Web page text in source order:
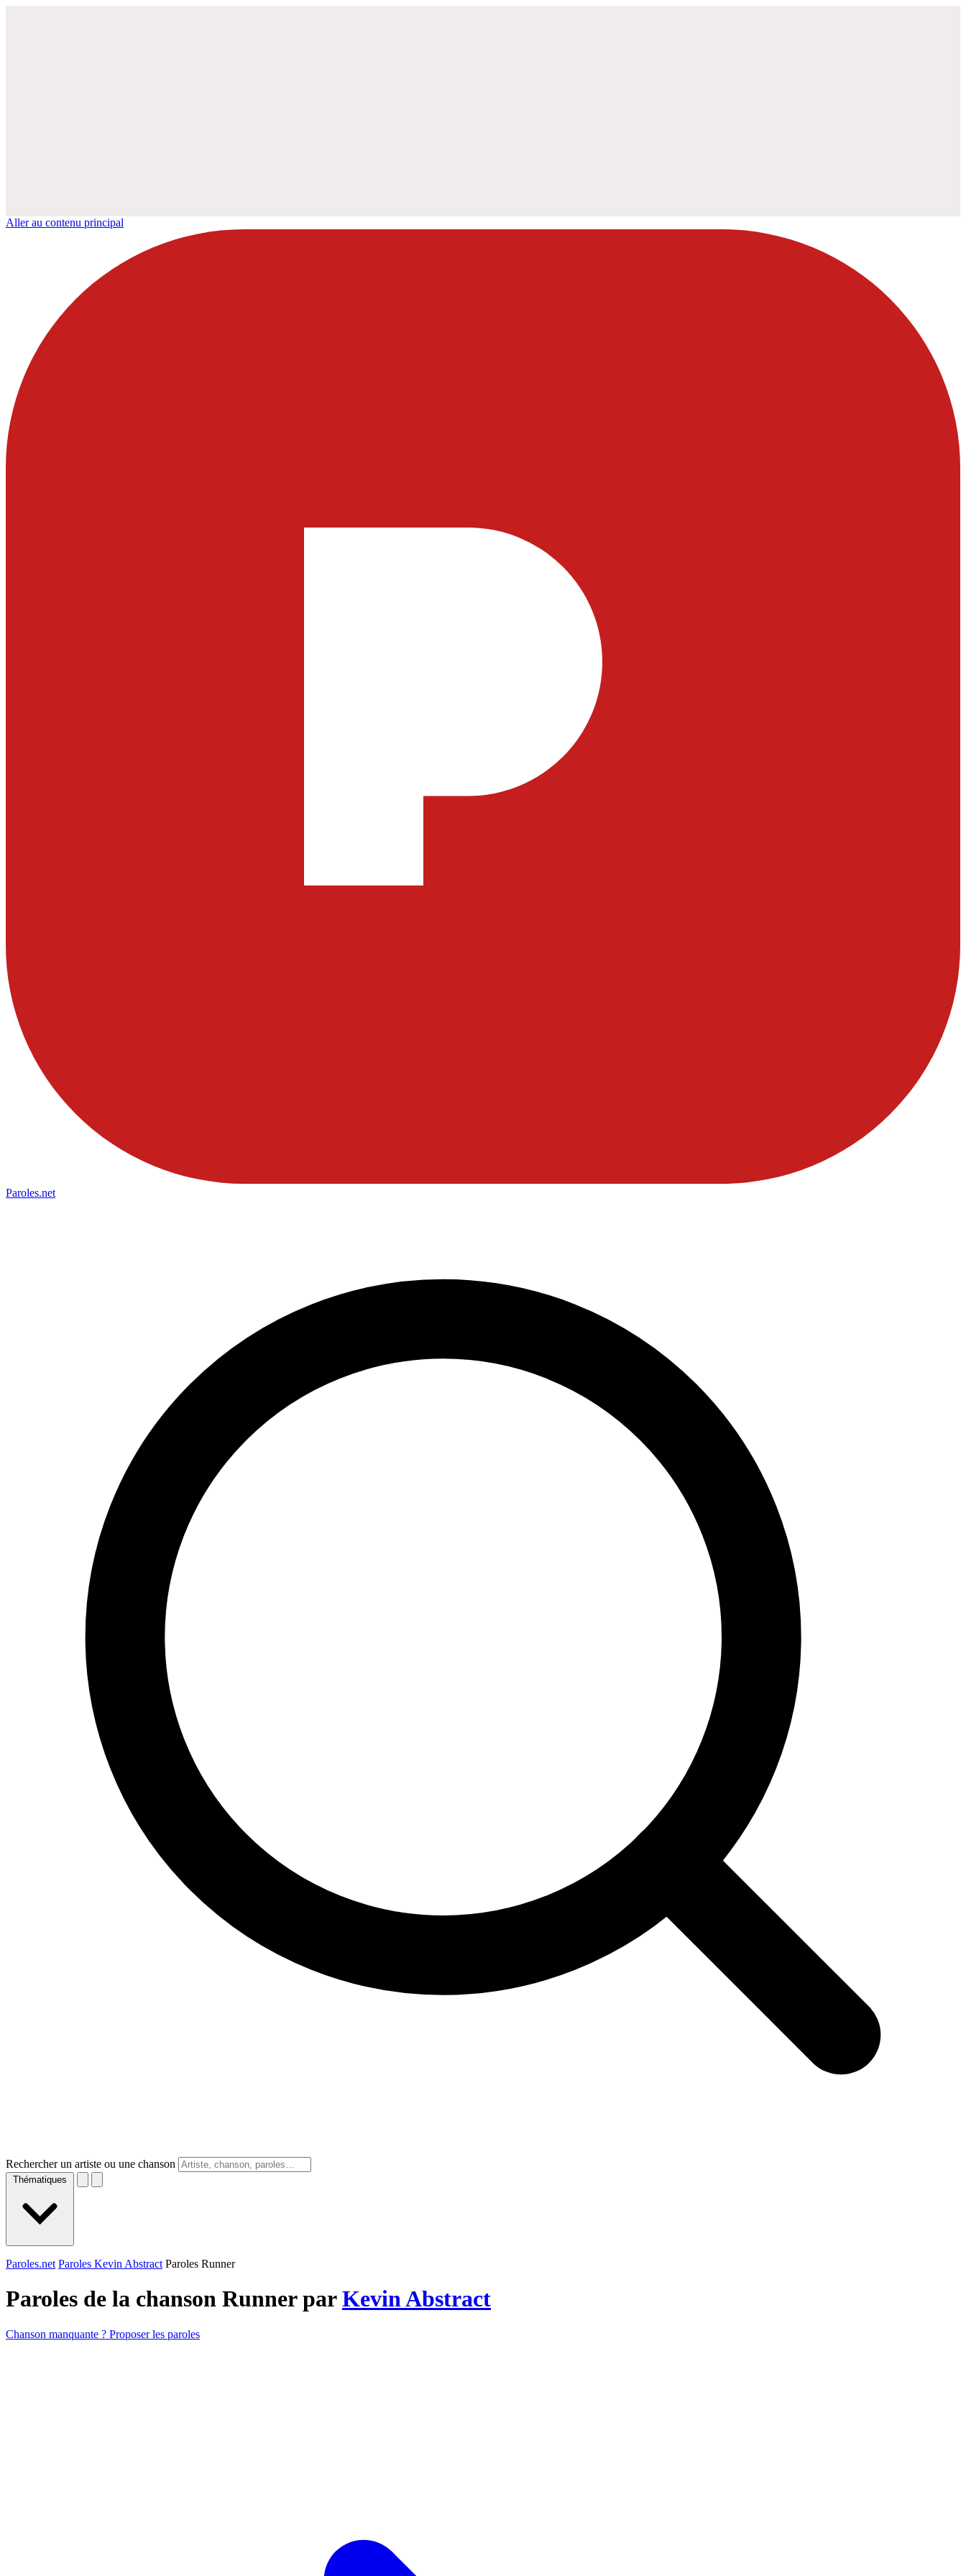
Aller au contenu principal
Paroles.net
Rechercher un artiste ou une chanson
Thématiques
Paroles.net Paroles Kevin Abstract Paroles Runner
Paroles de la chanson Runner parKevin Abstract
Chanson manquante ? Proposer les paroles